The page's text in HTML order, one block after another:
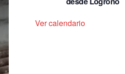
Ver calendario